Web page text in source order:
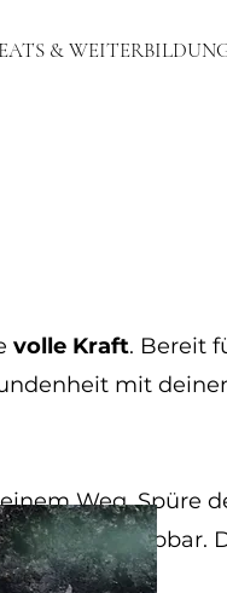
&
volle Kraft. Bereit
mit
Weg. Spüre
Körper erlebbar.